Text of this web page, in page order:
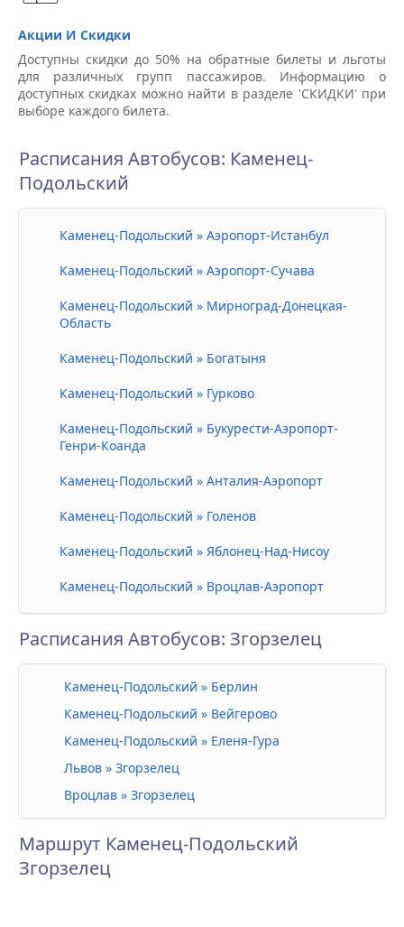
Акции И Скидки
Доступны скидки до 50% на обратные билеты и льготы
для различных групп пассажиров. Информацию о
доступных скидках можно найти в разделе 'СКИДКИ' при
выборе каждого билета.
Расписания Автобусов: Каменец-
Подольский
Каменец-Подольский » Аэропорт-Истанбул
Каменец-Подольский » Аэропорт-Сучава
Каменец-Подольский » Мирноград-Донецкая-
Область
Каменец-Подольский » Богатыня
Каменец-Подольский » Гурково
Каменец-Подольский » Букурести-Аэропорт-
Генри-Коанда
Каменец-Подольский » Анталия-Аэропорт
Каменец-Подольский » Голенов
Каменец-Подольский » Яблонец-Над-Нисоу
Каменец-Подольский » Вроцлав-Аэропорт
Расписания Автобусов: Згорзелец
Каменец-Подольский » Берлин
Каменец-Подольский » Вейгерово
Каменец-Подольский » Еленя-Гура
Львов » Згорзелец
Вроцлав » Згорзелец
Маршрут Каменец-Подольский
Згорзелец